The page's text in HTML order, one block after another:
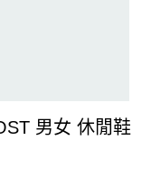
男女 休閒鞋